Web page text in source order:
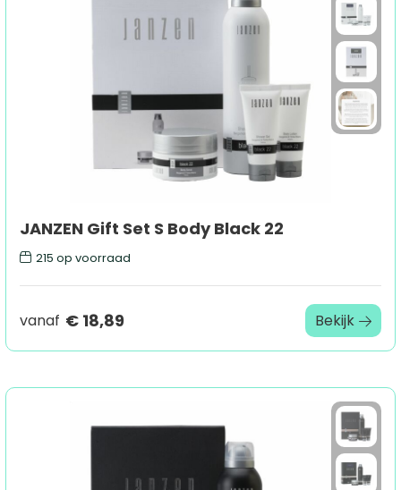
JANZEN Gift Set S Body Black 22
215 op voorraad
vanaf € 18,89 Bekijk